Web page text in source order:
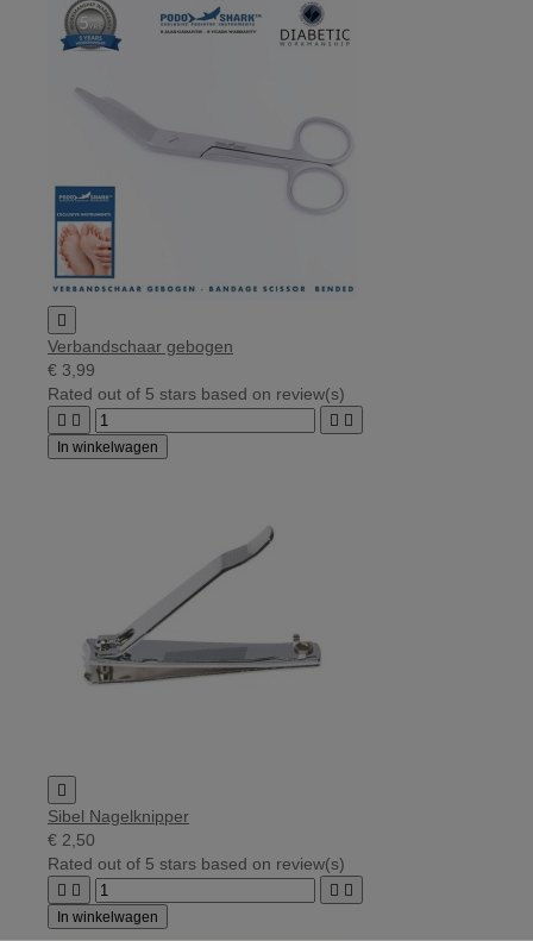

Verbandschaar gebogen
€ 3,99
Rated out of 5 stars based on review(s)
   
In winkelwagen

Sibel Nagelknipper
€ 2,50
Rated out of 5 stars based on review(s)
   
In winkelwagen